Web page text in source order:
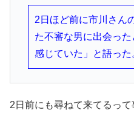
2日ほど前に市川さん
た不審な男に出会っ
感じていた」と語った
2日前にも尋ねて来てるって